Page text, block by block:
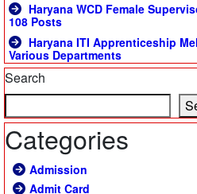
Haryana WCD Female
108 Posts
Haryana ITI Apprenticeship
Various Departments
Search
Categories
Admission
Admit Card